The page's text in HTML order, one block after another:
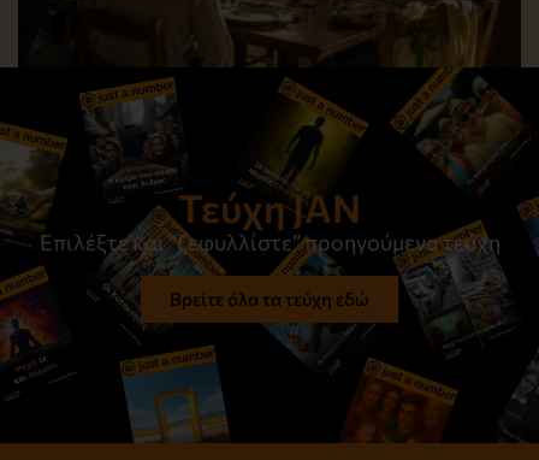
Ας κρατάμε τα καλά. Ή όχι;
Διαβάστε το
Τεύχη JAN
Επιλέξτε και “ξεφυλλίστε” προηγούμενα τεύχη
Βρείτε όλα τα τεύχη εδώ